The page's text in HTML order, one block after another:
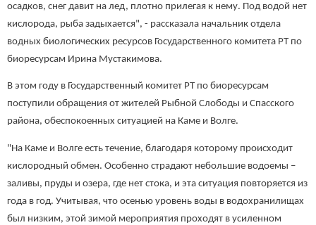
осадков, снег давит на лед, плотно прилегая к нему. Под водой нет
кислорода, рыба задыхается", - рассказала начальник отдела
водных биологических ресурсов Государственного комитета РТ по
биоресурсам Ирина Мустакимова.
В этом году в Государственный комитет РТ по биоресурсам
поступили обращения от жителей Рыбной Слободы и Спасского
района, обеспокоенных ситуацией на Каме и Волге.
"На Каме и Волге есть течение, благодаря которому происходит
кислородный обмен. Особенно страдают небольшие водоемы –
заливы, пруды и озера, где нет стока, и эта ситуация повторяется из
года в год. Учитывая, что осенью уровень воды в водохранилищах
был низким, этой зимой мероприятия проходят в усиленном